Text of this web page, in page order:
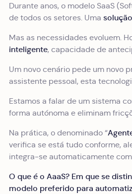
Durante anos, o modelo SaaS
de todos os setores. Uma
Mas as necessidades evoluem.
inteligente, capacidade de
Um novo cenário pede um novo
assistente pessoal, esta
Estamos a falar de um sistema
forma autónoma e eliminam
Na prática, o denominado “
verifica se está tudo conforme,
integra-se automaticamente
O que é o AaaS? Em que se
modelo preferido para